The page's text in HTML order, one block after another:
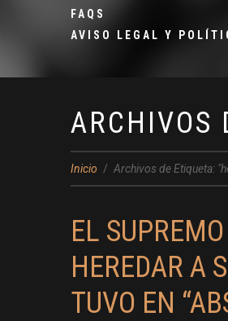
FAQS
AVISO LEGAL Y
ARCHIVOS
Inicio Archivos de Etiqueta:
EL
HEREDAR A
TUVO EN